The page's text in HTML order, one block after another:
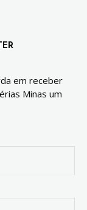
em receber
Minas um